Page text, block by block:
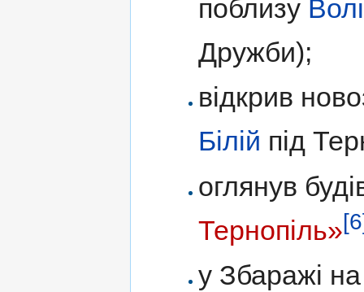
поблизу Волі
Дружби);
відкрив
Білій під
оглянув
Тернопіль»
у Збаражі на